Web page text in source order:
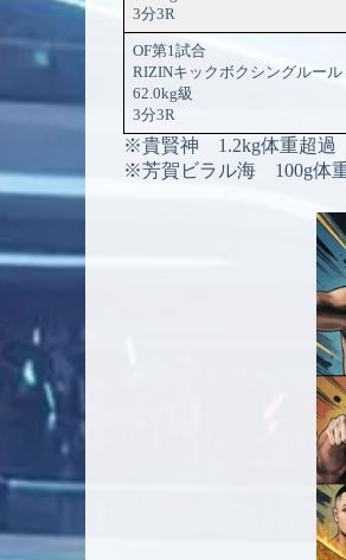
3分3R
OF第1試合
RIZINキックボクシングルール
62.0kg級
3分3R
※貴賢神 1.2kg体重超過
※芳賀ビラル海 100g体